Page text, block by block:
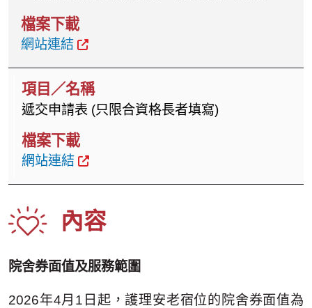
網站連結
遞交申請表 (只限合資格長者填寫)
網站連結
內容
院舍券面值及服務範圍
2026年4月1日起，護理安老宿位的院舍券面值為